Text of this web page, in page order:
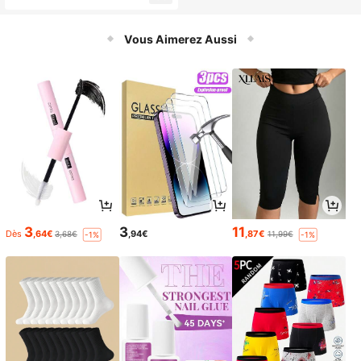
Vous Aimerez Aussi
Dès 3,64€ 3,68€ -1% 3,94€ 11,87€ 11,99€ -1%